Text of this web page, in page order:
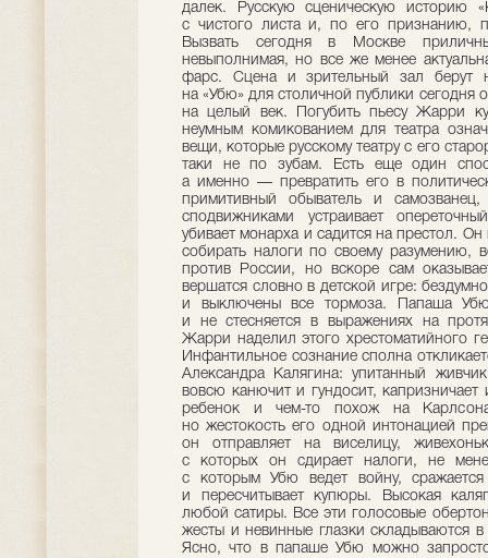
далек. Русскую сценическую историю
с чистого листа и, по его признанию,
Вызвать сегодня в Москве
невыполнимая, но все же менее
фарс. Сцена и зрительный зал берут
на «Убю» для столичной публики сегодня
на целый век. Погубить пьесу Жарри
неумным комикованием для театра
вещи, которые русскому театру с его
таки не по зубам. Есть еще один
а именно — превратить его в
примитивный обыватель и
сподвижниками устраивает
убивает монарха и садится на престол. Он
собирать налоги по своему разумению,
против России, но вскоре сам
вершатся словно в детской игре:
и выключены все тормоза. Папаша Убю
и не стесняется в выражениях на
Жарри наделил этого хрестоматийного
Инфантильное сознание сполна
Александра Калягина: упитанный
вовсю канючит и гундосит, капризничает
ребенок и чем-то похож на
но жестокость его одной интонацией
он отправляет на виселицу,
с которых он сдирает налоги, не
с которым Убю ведет войну,
и пересчитывает купюры. Высокая
любой сатиры. Все эти голосовые
жесты и невинные глазки складываются
Ясно, что в папаше Убю можно